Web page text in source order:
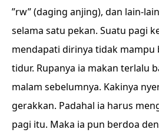
”rw” (daging anjing), dan lain-
selama satu pekan. Suatu pagi
mendapati dirinya tidak
tidur. Rupanya ia makan terlalu
malam sebelumnya. Kakinya
gerakkan. Padahal ia harus
pagi itu. Maka ia pun berdoa